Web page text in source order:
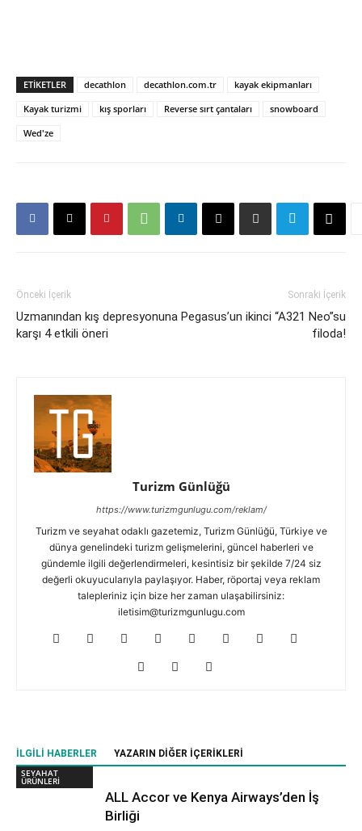
ETIKETLER decathlon decathlon.com.tr
kayak ekipmanları
Kayak turizmi
kış sporları Reverse sırt çantaları
snowboard
Wed'ze
Önceki İçerik
Uzmanından kış depresyonuna
karşı 4 etkili öneri
Sonraki İçerik
Pegasus’un ikinci “A321 Neo”su
filoda!
Turizm Günlüğü
https://www.turizmgunlugu.com/reklam/
Turizm ve seyahat odaklı gazetemiz, Turizm Günlüğü, Türkiye ve
dünya genelindeki turizm gelişmelerini, güncel haberleri ve
gündemle ilgili değerlendirmeleri, kesintisiz bir şekilde 7/24 siz
değerli okuyucularıyla paylaşıyor. Haber, röportaj veya reklam
talepleriniz için bize her zaman ulaşabilirsiniz:
iletisim@turizmgunlugu.com
İLGILI HABERLER
YAZARIN DIĞER İÇERIKLERI
SEYAHAT
ÜRÜNLERİ
ALL Accor ve Kenya Airways’den İş
Birliği